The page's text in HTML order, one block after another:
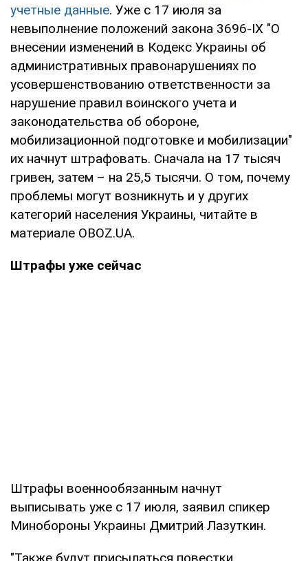
учетные данные. Уже с 17 июля за
невыполнение положений закона 3696-IX "О
внесении изменений в Кодекс Украины об
административных правонарушениях по
усовершенствованию ответственности за
нарушение правил воинского учета и
законодательства об обороне,
мобилизационной подготовке и мобилизации"
их начнут штрафовать. Сначала на 17 тысяч
гривен, затем – на 25,5 тысячи. О том, почему
проблемы могут возникнуть и у других
категорий населения Украины, читайте в
материале OBOZ.UA.
Штрафы уже сейчас
Штрафы военнообязанным начнут
выписывать уже с 17 июля, заявил спикер
Минобороны Украины Дмитрий Лазуткин.
"Также будут присылаться повестки